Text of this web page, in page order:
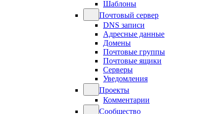
Шаблоны
Почтовый сервер
DNS записи
Адресные данные
Домены
Почтовые группы
Почтовые ящики
Серверы
Уведомления
Проекты
Комментарии
Сообщество